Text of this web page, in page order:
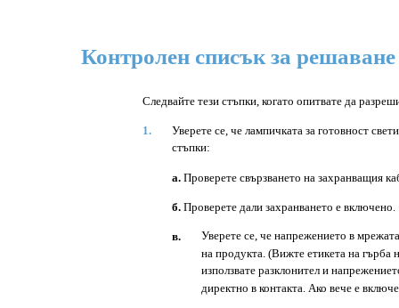
Контролен списък за
Следвайте тези стъпки, когато опитвате да
1.
Уверете се, че лампичката за готовност
стъпки:
а. Проверете свързването на захранващия
б. Проверете дали захранването е включено.
в.
Уверете се, че напрежението в
на продукта. (Вижте етикета на гърба
използвате разклонител и
директно в контакта. Ако вече е